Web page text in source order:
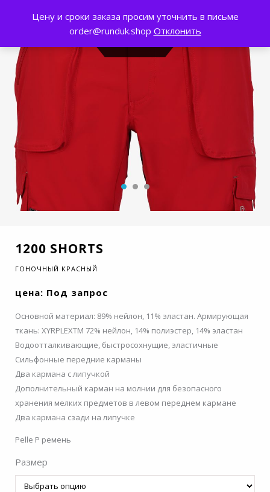
0
1200 SHORTS
ГОНОЧНЫЙ КРАСНЫЙ
цена: Под запрос
Основной материал: 89% нейлон, 11% эластан. Армирующая
ткань: XYRPLEXTM 72% нейлон, 14% полиэстер, 14% эластан
Водоотталкивающие, быстросохнущие, эластичные
Сильфонные передние карманы
Два кармана с липучкой
Дополнительный карман на молнии для безопасного
хранения мелких предметов в левом переднем кармане
Два кармана сзади на липучке
Pelle P ремень
Размер
Цену и сроки заказа просим уточнить в письме
order@runduk.shop Отклонить